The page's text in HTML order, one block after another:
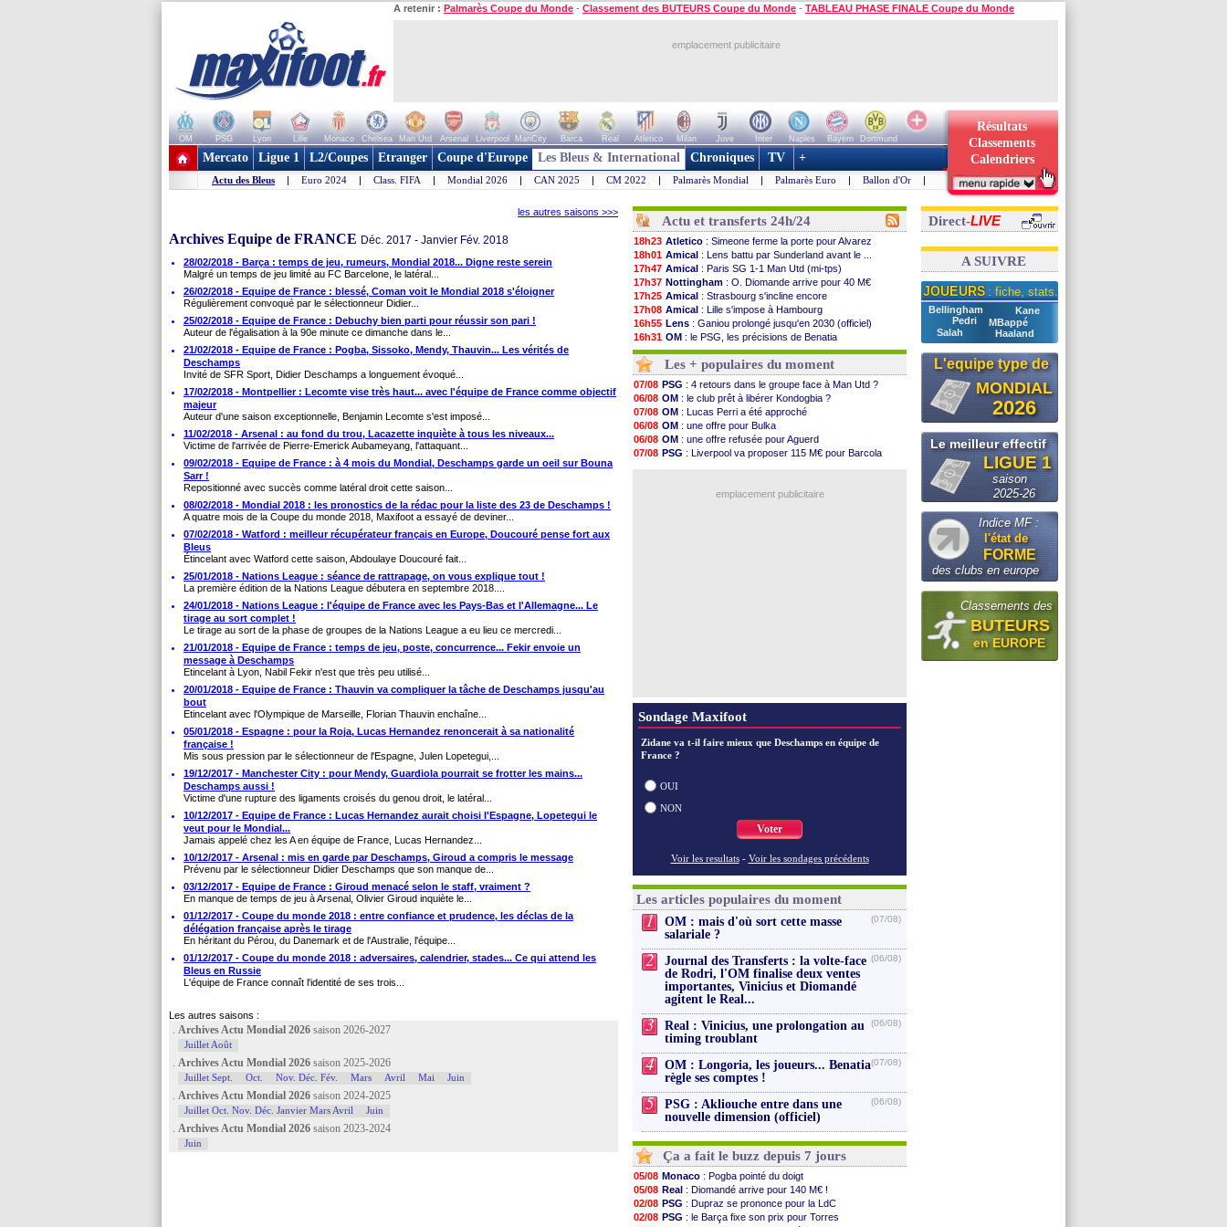
A retenir : Palmarès Coupe du Monde - Classement des BUTEURS Coupe du Monde - TABLEAU PHASE FINALE Coupe du Monde
emplacement publicitaire
OM PSG Lyon Lille Monaco Chelsea Man Utd Arsenal Liverpool ManCity Barca Real Atletico Milan Juve Inter Naples Bayern
Dortmund
+ de clubs
Résultats
Classements
Calendriers
Mercato Ligue 1 L2/Coupes Etranger Coupe d'Europe Les Bleus & International Chroniques TV +
Actu des Bleus | Euro 2024 | Class. FIFA | Mondial 2026 | CAN 2025 | CM 2022 | Palmarès Mondial | Palmarès Euro | Ballon d'Or |
les autres saisons >>>
Archives Equipe de FRANCE Déc. 2017 - Janvier Fév. 2018
28/02/2018 - Barça : temps de jeu, rumeurs, Mondial 2018... Digne reste serein
Malgré un temps de jeu limité au FC Barcelone, le latéral...
26/02/2018 - Equipe de France : blessé, Coman voit le Mondial 2018 s'éloigner
Régulièrement convoqué par le sélectionneur Didier...
25/02/2018 - Equipe de France : Debuchy bien parti pour réussir son pari !
Auteur de l'égalisation à la 90e minute ce dimanche dans le...
21/02/2018 - Equipe de France : Pogba, Sissoko, Mendy, Thauvin... Les vérités de
Deschamps
Invité de SFR Sport, Didier Deschamps a longuement évoqué...
17/02/2018 - Montpellier : Lecomte vise très haut... avec l'équipe de France comme objectif
majeur
Auteur d'une saison exceptionnelle, Benjamin Lecomte s'est imposé...
11/02/2018 - Arsenal : au fond du trou, Lacazette inquiète à tous les niveaux...
Victime de l'arrivée de Pierre-Emerick Aubameyang, l'attaquant...
09/02/2018 - Equipe de France : à 4 mois du Mondial, Deschamps garde un oeil sur Bouna
Sarr !
Repositionné avec succès comme latéral droit cette saison...
08/02/2018 - Mondial 2018 : les pronostics de la rédac pour la liste des 23 de Deschamps !
A quatre mois de la Coupe du monde 2018, Maxifoot a essayé de deviner...
07/02/2018 - Watford : meilleur récupérateur français en Europe, Doucouré pense fort aux
Bleus
Étincelant avec Watford cette saison, Abdoulaye Doucouré fait...
25/01/2018 - Nations League : séance de rattrapage, on vous explique tout !
La première édition de la Nations League débutera en septembre 2018....
24/01/2018 - Nations League : l'équipe de France avec les Pays-Bas et l'Allemagne... Le
tirage au sort complet !
Le tirage au sort de la phase de groupes de la Nations League a eu lieu ce mercredi...
21/01/2018 - Equipe de France : temps de jeu, poste, concurrence... Fekir envoie un
message à Deschamps
Etincelant à Lyon, Nabil Fekir n'est que très peu utilisé...
20/01/2018 - Equipe de France : Thauvin va compliquer la tâche de Deschamps jusqu'au
bout
Etincelant avec l'Olympique de Marseille, Florian Thauvin enchaîne...
05/01/2018 - Espagne : pour la Roja, Lucas Hernandez renoncerait à sa nationalité
française !
Mis sous pression par le sélectionneur de l'Espagne, Julen Lopetegui,...
19/12/2017 - Manchester City : pour Mendy, Guardiola pourrait se frotter les mains...
Deschamps aussi !
Victime d'une rupture des ligaments croisés du genou droit, le latéral...
10/12/2017 - Equipe de France : Lucas Hernandez aurait choisi l'Espagne, Lopetegui le
veut pour le Mondial...
Jamais appelé chez les A en équipe de France, Lucas Hernandez...
10/12/2017 - Arsenal : mis en garde par Deschamps, Giroud a compris le message
Prévenu par le sélectionneur Didier Deschamps que son manque de...
03/12/2017 - Equipe de France : Giroud menacé selon le staff, vraiment ?
En manque de temps de jeu à Arsenal, Olivier Giroud inquiète le...
01/12/2017 - Coupe du monde 2018 : entre confiance et prudence, les déclas de la
délégation française après le tirage
En héritant du Pérou, du Danemark et de l'Australie, l'équipe...
01/12/2017 - Coupe du monde 2018 : adversaires, calendrier, stades... Ce qui attend les
Bleus en Russie
L'équipe de France connaît l'identité de ses trois...
Les autres saisons :
. Archives Actu Mondial 2026 saison 2026-2027
Juillet Août
. Archives Actu Mondial 2026 saison 2025-2026
Juillet Sept. Oct. Nov. Déc. Fév. Mars Avril Mai Juin
. Archives Actu Mondial 2026 saison 2024-2025
Juillet Oct. Nov. Déc. Janvier Mars Avril Juin
. Archives Actu Mondial 2026 saison 2023-2024
Juin
Actu et transferts 24h/24
18h23 Atletico : Simeone ferme la porte pour Alvarez
18h01 Amical : Lens battu par Sunderland avant le ...
17h47 Amical : Paris SG 1-1 Man Utd (mi-tps)
17h37 Nottingham : O. Diomande arrive pour 40 M€
17h25 Amical : Strasbourg s'incline encore
17h08 Amical : Lille s'impose à Hambourg
16h55 Lens : Ganiou prolongé jusqu'en 2030 (officiel)
16h31 OM : le PSG, les précisions de Benatia
16h11 Amical: Paris SG-Man Utd, les compos
16h06
Amical : Chelsea corrige l'AC Milan
15h48 Argentine: Messi perd son papa
15h41
Amical : l'Inter s'offre la Juventus
15h21
Atletico: Almada rejoint River Plate (off.)
15h14
Monaco: Camara a la cote en Angleterre
14h59
Amical: encore une défaite pour Strasbourg
14h43
OM : la piste Goore en attaque
14h14
PSG : ça négocie avec le Barça pour Torres
: Le Mans concède un nul
Les + populaires du moment
07/08 PSG : 4 retours dans le groupe face à Man Utd ?
06/08 OM : le club prêt à libérer Kondogbia ?
07/08 OM : Lucas Perri a été approché
06/08 OM : une offre pour Bulka
06/08 OM : une offre refusée pour Aguerd
07/08 PSG : Liverpool va proposer 115 M€ pour Barcola
emplacement publicitaire
Sondage Maxifoot
Zidane va t-il faire mieux que Deschamps en équipe de
France ?
OUI
NON
Voter
Voir les resultats - Voir les sondages précédents
Les articles populaires du moment
1
OM : mais d'où sort cette masse
salariale ?
(07/08)
2
Journal des Transferts : la volte-face
de Rodri, l'OM finalise deux ventes
importantes, Vinicius et Diomandé
agitent le Real...
(06/08)
3
Real : Vinicius, une prolongation au
timing troublant
(06/08)
4
OM : Longoria, les joueurs... Benatia
règle ses comptes !
(07/08)
5
PSG : Akliouche entre dans une
nouvelle dimension (officiel)
(06/08)
Ça a fait le buzz depuis 7 jours
05/08 Monaco : Pogba pointé du doigt
05/08 Real : Diomandé arrive pour 140 M€ !
02/08 PSG : Dupraz se prononce pour la LdC
02/08 PSG : le Barça fixe son prix pour Torres
Direct-LIVE
A SUIVRE
JOUEURS : fiche, stats...
Bellingham
Kane
Pedri
MBappé
Salah
Haaland
L'equipe type de
MONDIAL
2026
Le meilleur effectif
LIGUE 1
saison
2025-26
Indice MF :
l'état de
FORME
des clubs en europe
Classements des
BUTEURS
en EUROPE